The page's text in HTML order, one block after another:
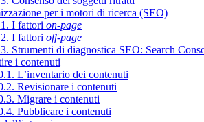
per i motori di ricerca (SEO)
I fattori on-page
I fattori off-page
Strumenti di diagnostica SEO: Search
i contenuti
L’inventario dei contenuti
Revisionare i contenuti
Migrare i contenuti
Pubblicare i contenuti